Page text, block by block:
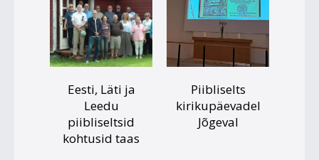
Eesti, Läti ja
Leedu
piibliseltsid
kohtusid taas
Piibliselts
kirikupäevadel
Jõgeval